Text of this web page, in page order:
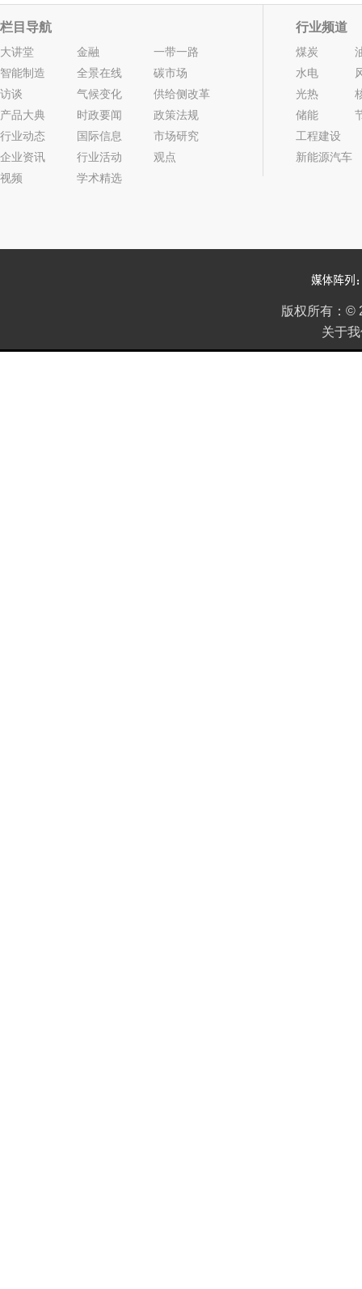
栏目导航
大讲堂 金融
一带一路
智能制造
全景在线
碳市场
访谈
气候变化
供给侧改革
产品大典
时政要闻
政策法规
行业动态
国际信息
市场研究
企业资讯
行业活动
观点
视频
学术精选
行业频道
煤炭
水电
光热
储能
工程建设
新能源汽车
版权所有： ©
关于